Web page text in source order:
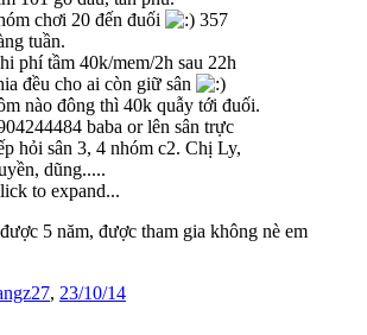
chơi 20 đến đuối
357
tuần.
phí tầm 40k/mem/2h sau 22h
đều cho ai còn giữ sân
nào đông thì 40k quẫy tới đuối.
baba or lên sân trực
hỏi sân 3, 4 nhóm c2. Chị Ly,
dũng.....
to expand...
5 năm, được tham gia không nè em
, 23/10/14